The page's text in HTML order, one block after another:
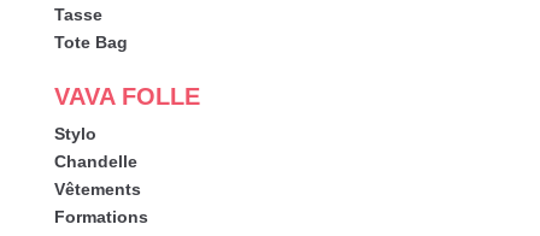
Tasse
Tote Bag
VAVA FOLLE
Stylo
Chandelle
Vêtements
Formations